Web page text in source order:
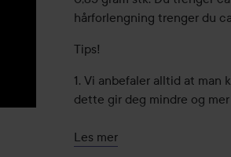
hårforlengning trenger du
Tips!
1. Vi anbefaler alltid at man
dette gir deg mindre og
2. Fest aldri noen fester
synlige keratinfester.
Les mer